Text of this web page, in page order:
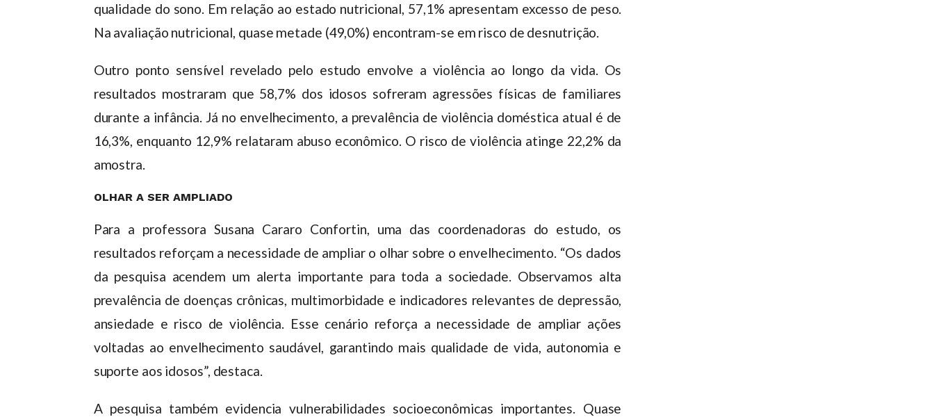
qualidade do sono. Em relação ao estado nutricional, 57,1% apresentam excesso de peso.
Na avaliação nutricional, quase metade (49,0%) encontram-se em risco de desnutrição.
Outro ponto sensível revelado pelo estudo envolve a violência ao longo da vida. Os
resultados mostraram que 58,7% dos idosos sofreram agressões físicas de familiares
durante a infância. Já no envelhecimento, a prevalência de violência doméstica atual é de
16,3%, enquanto 12,9% relataram abuso econômico. O risco de violência atinge 22,2% da
amostra.
OLHAR A SER AMPLIADO
Para a professora Susana Cararo Confortin, uma das coordenadoras do estudo, os
resultados reforçam a necessidade de ampliar o olhar sobre o envelhecimento. “Os dados
da pesquisa acendem um alerta importante para toda a sociedade. Observamos alta
prevalência de doenças crônicas, multimorbidade e indicadores relevantes de depressão,
ansiedade e risco de violência. Esse cenário reforça a necessidade de ampliar ações
voltadas ao envelhecimento saudável, garantindo mais qualidade de vida, autonomia e
suporte aos idosos”, destaca.
A pesquisa também evidencia vulnerabilidades socioeconômicas importantes. Quase